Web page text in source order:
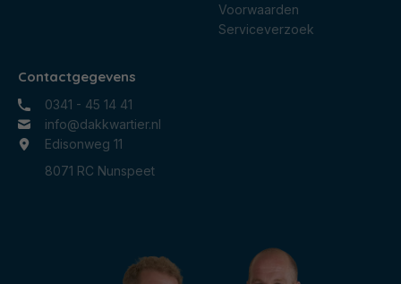
Voorwaarden
Serviceverzoek
Contactgegevens
0341 - 45 14 41
info@dakkwartier.nl
Edisonweg 11
8071 RC Nunspeet